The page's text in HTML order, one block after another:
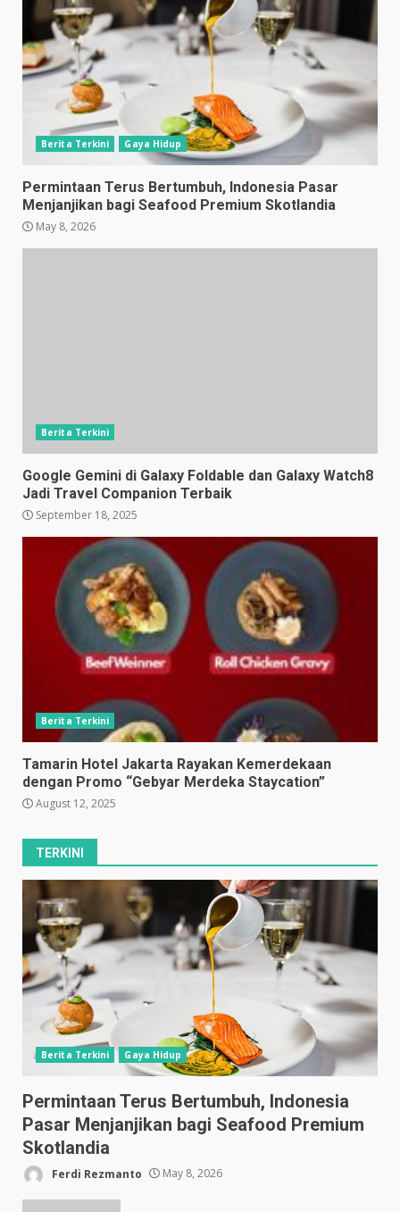
Berita Terkini Gaya Hidup
Permintaan Terus Bertumbuh, Indonesia Pasar
Menjanjikan bagi Seafood Premium Skotlandia
May 8, 2026
Berita Terkini
Google Gemini di Galaxy Foldable dan Galaxy Watch8
Jadi Travel Companion Terbaik
September 18, 2025
Berita Terkini
Tamarin Hotel Jakarta Rayakan Kemerdekaan
dengan Promo “Gebyar Merdeka Staycation”
August 12, 2025
TERKINI
Berita Terkini Gaya Hidup
Permintaan Terus Bertumbuh, Indonesia
Pasar Menjanjikan bagi Seafood Premium
Skotlandia
Ferdi Rezmanto May 8, 2026